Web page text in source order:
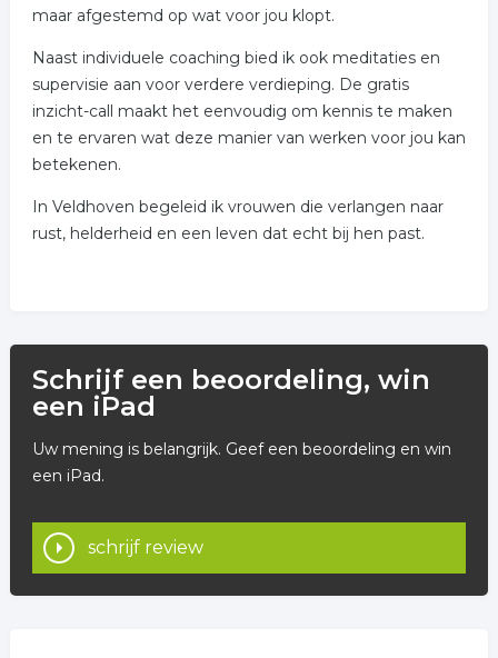
maar afgestemd op wat voor jou klopt.
Naast individuele coaching bied ik ook meditaties en
supervisie aan voor verdere verdieping. De gratis
inzicht-call maakt het eenvoudig om kennis te maken
en te ervaren wat deze manier van werken voor jou kan
betekenen.
In Veldhoven begeleid ik vrouwen die verlangen naar
rust, helderheid en een leven dat echt bij hen past.
Schrijf een beoordeling, win
een iPad
Uw mening is belangrijk. Geef een beoordeling en win
een iPad.
schrijf review